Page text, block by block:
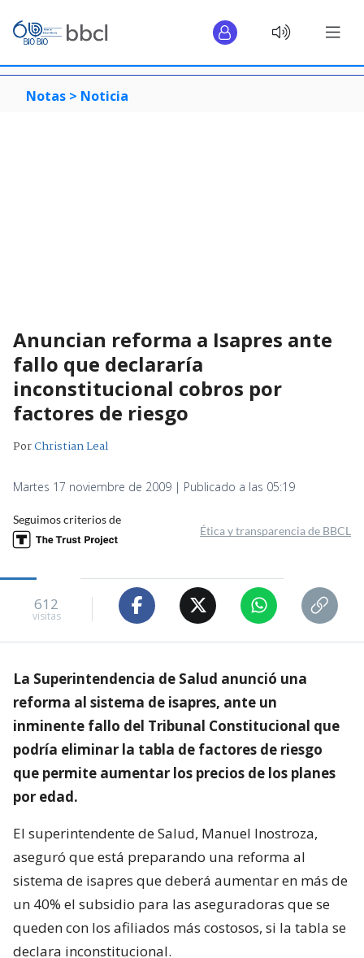
Notas > Noticia
Anuncian reforma a Isapres ante
fallo que declararía
inconstitucional cobros por
factores de riesgo
PorChristian Leal
Martes 17 noviembre de 2009 | Publicado a las 05:19
Seguimos criterios de
Ética y transparencia de BBCL
612
visitas
La Superintendencia de Salud anunció una
reforma al sistema de isapres, ante un
inminente fallo del Tribunal Constitucional que
podría eliminar la tabla de factores de riesgo
que permite aumentar los precios de los planes
por edad.
El superintendente de Salud, Manuel Inostroza,
aseguró que está preparando una reforma al
sistema de isapres que deberá aumentar en más de
un 40% el subsidio para las aseguradoras que se
queden con los afiliados más costosos, si la tabla se
declara inconstitucional.